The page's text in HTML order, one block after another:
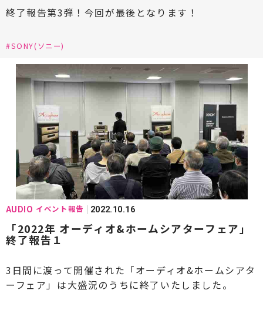
#Pioneer(パイオニア) #Paradigm(パラダイム)
#Playback Designs(プレイバックデザインズ)
#Polk Audio(ポークオーディオ)
#PRIMARE(プライマー) #PROSTO(プロスト)
#QUAD(クォード)
#SilentAngel(サイレントエンジェル)
#Synergistic Research(シナジスティックリサー
#STAX(スタックス)
#StereoSound(ステレオサウンド)
#SFORZATO(スフォルツァ－ト)
終了報告第3弾！今回が最後となります！
#SONY(ソニー)
AUDIO イベント報告 2022.10.16
「2022年 オーディオ&ホームシアターフェア」
終了報告１
3日間に渡って開催された「オーディオ&ホームシアタ
ーフェア」は大盛況のうちに終了いたしました。